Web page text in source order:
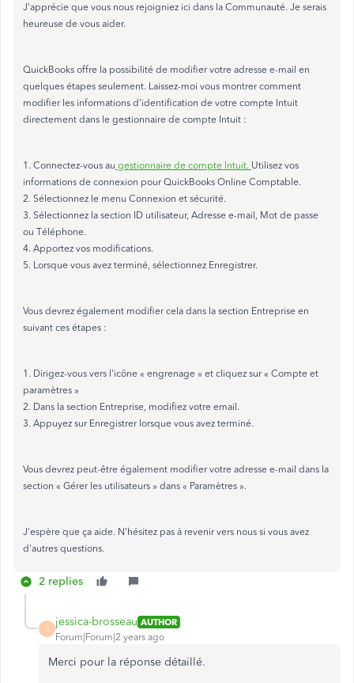
J'apprécie que vous nous rejoigniez ici dans la Communauté. Je serais
heureuse de vous aider.
QuickBooks offre la possibilité de modifier votre adresse e-mail en
quelques étapes seulement. Laissez-moi vous montrer comment
modifier les informations d'identification de votre compte Intuit
directement dans le gestionnaire de compte Intuit :
1. Connectez-vous au gestionnaire de compte Intuit. Utilisez vos
informations de connexion pour QuickBooks Online Comptable.
2. Sélectionnez le menu Connexion et sécurité.
3. Sélectionnez la section ID utilisateur, Adresse e-mail, Mot de passe
ou Téléphone.
4. Apportez vos modifications.
5. Lorsque vous avez terminé, sélectionnez Enregistrer.
Vous devrez également modifier cela dans la section Entreprise en
suivant ces étapes :
1. Dirigez-vous vers l'icône « engrenage » et cliquez sur « Compte et
paramètres »
2. Dans la section Entreprise, modifiez votre email.
3. Appuyez sur Enregistrer lorsque vous avez terminé.
Vous devrez peut-être également modifier votre adresse e-mail dans la
section « Gérer les utilisateurs » dans « Paramètres ».
J'espère que ça aide. N'hésitez pas à revenir vers nous si vous avez
d'autres questions.
2 replies
J
jessica-brosseau AUTHOR
Forum|Forum|2 years ago
Merci pour la réponse détaillé.